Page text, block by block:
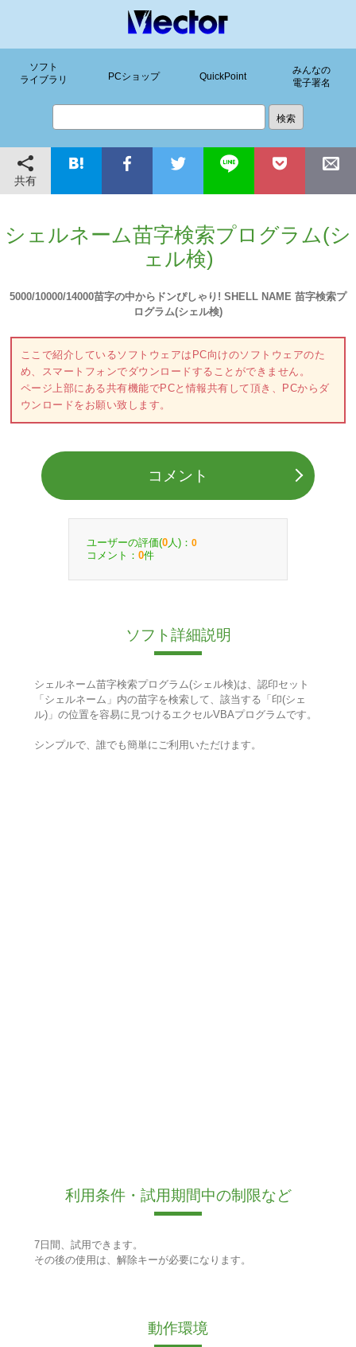
ソフト
ライブラリ
PCショップ QuickPoint
みんなの
電子署名
共有
シェルネーム苗字検索プログラム(シ
ェル検)
5000/10000/14000苗字の中からドンぴしゃり! SHELL NAME 苗字検索プ
ログラム(シェル検)
ここで紹介しているソフトウェアはPC向けのソフトウェアのた
め、スマートフォンでダウンロードすることができません。
ページ上部にある共有機能でPCと情報共有して頂き、PCからダ
ウンロードをお願い致します。
コメント
ユーザーの評価(0 人)： 0
コメント： 0件
ソフト詳細説明
シェルネーム苗字検索プログラム(シェル検)は、認印セット
「シェルネーム」内の苗字を検索して、該当する「印(シェ
ル)」の位置を容易に見つけるエクセルVBAプログラムです。
シンプルで、誰でも簡単にご利用いただけます。
利用条件・試用期間中の制限など
7日間、試用できます。
その後の使用は、解除キーが必要になります。
動作環境